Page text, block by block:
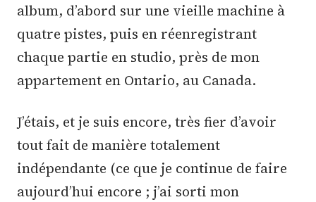
album, d’abord sur une vieille machine à
quatre pistes, puis en réenregistrant
chaque partie en studio, près de mon
appartement en Ontario, au Canada.
J’étais, et je suis encore, très fier d’avoir
tout fait de manière totalement
indépendante (ce que je continue de faire
aujourd’hui encore ; j’ai sorti mon